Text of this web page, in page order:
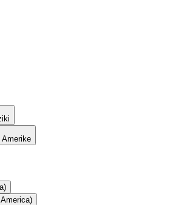
Amerike